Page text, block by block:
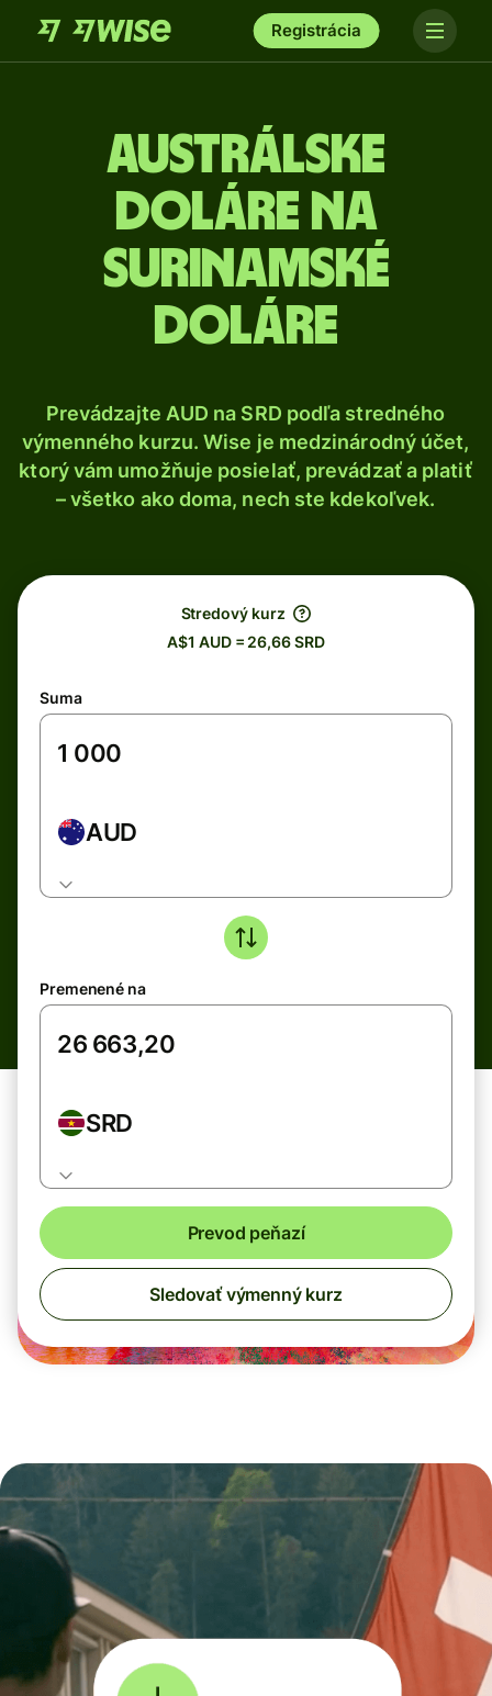
Registrácia
Austrálske
doláre na
surinamské
doláre
Prevádzajte AUD na SRD podľa stredného
výmenného kurzu. Wise je medzinárodný účet,
ktorý vám umožňuje posielať, prevádzať a platiť
– všetko ako doma, nech ste kdekoľvek.
Stredový kurz
A$1 AUD = 26,66 SRD
Suma
AUD
Premenené na
SRD
Prevod peňazí
Sledovať výmenný kurz